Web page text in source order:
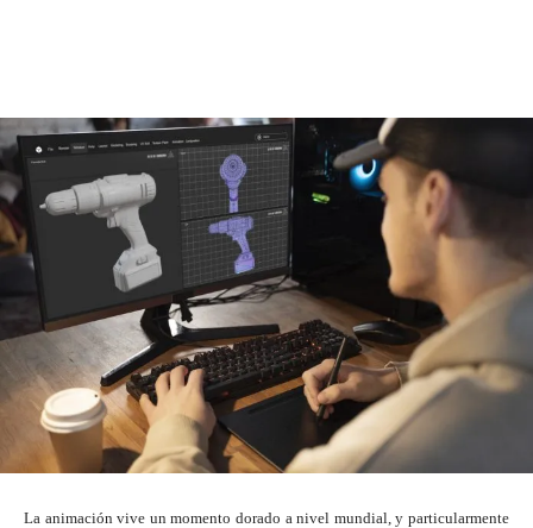
La animación vive un momento dorado a nivel mundial, y particularmente